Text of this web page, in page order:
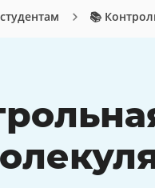
📚